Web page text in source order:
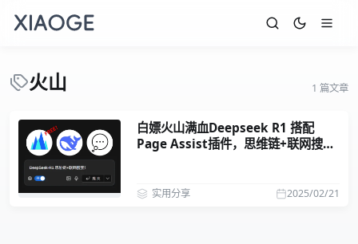
火山 1 篇文章
白嫖火山满血Deepseek R1 搭配
Page Assist插件，思维链+联网搜索
2025/02/21
实用分享